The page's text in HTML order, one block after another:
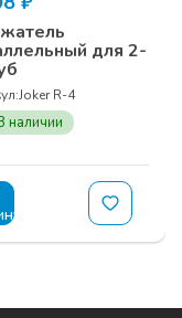
для 2-
Joker R-4
наличии